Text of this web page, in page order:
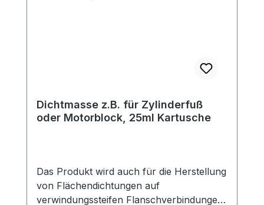
Dichtmasse z.B. für Zylinderfuß
oder Motorblock, 25ml Kartusche
Das Produkt wird auch für die Herstellung
von Flächendichtungen auf
verwindungssteifen Flanschverbindungen